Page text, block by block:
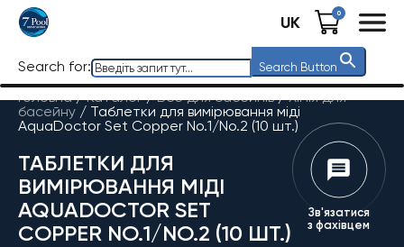
UK 0
Search for: Search Button
Головна / Каталог/Все для басейнів/Хімія для
басейну / Таблетки для вимірювання міді
AquaDoctor Set Copper No.1/No.2 (10 шт.)
ТАБЛЕТКИ ДЛЯ
ВИМІРЮВАННЯ МІДІ
AQUADOCTOR SET
COPPER NO.1/NO.2 (10 ШТ.)
Зв'язатися
з фахівцем